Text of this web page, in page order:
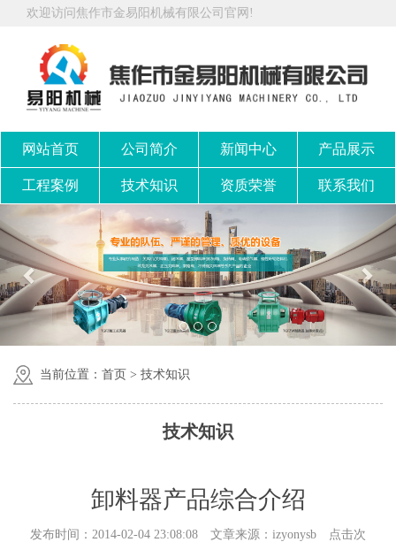
欢迎访问焦作市金易阳机械有限公司官网!
网站首页 公司简介 新闻中心 产品展示
工程案例 技术知识 资质荣誉 联系我们
当前位置： 首页 > 技术知识
技术知识
卸料器产品综合介绍
发布时间：2014-02-04 23:08:08 文章来源：izyonysb 点击次